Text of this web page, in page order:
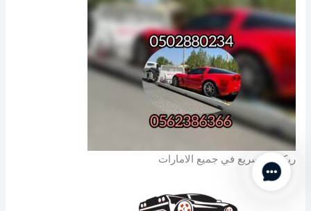
ريكفري سريع في جميع الامارات
Contact Us